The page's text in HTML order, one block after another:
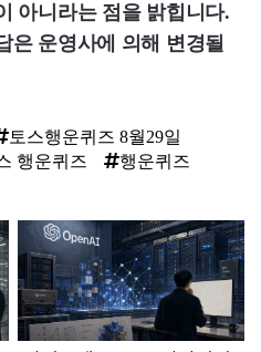
아니라는 점을 밝힙니다.
은 운영사에 의해 변경될
토스행운퀴즈 8월29일
행운퀴즈
행운퀴즈